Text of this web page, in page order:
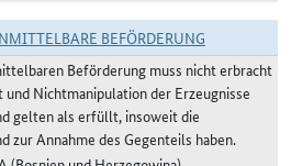
BEFÖRDERUNG
Beförderung muss nicht erbracht
Nichtmanipulation der Erzeugnisse
gelten als erfüllt, insoweit die
zur Annahme des Gegenteils haben.